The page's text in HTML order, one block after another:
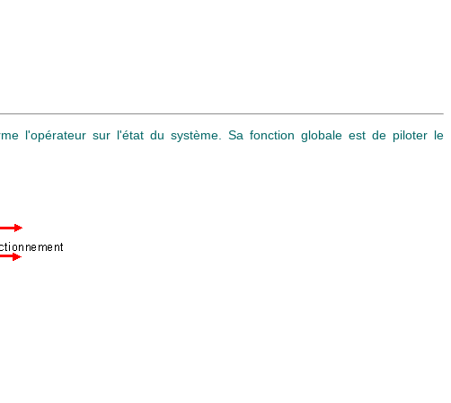
l'opérateur sur l'état du système. Sa fonction globale est de piloter le